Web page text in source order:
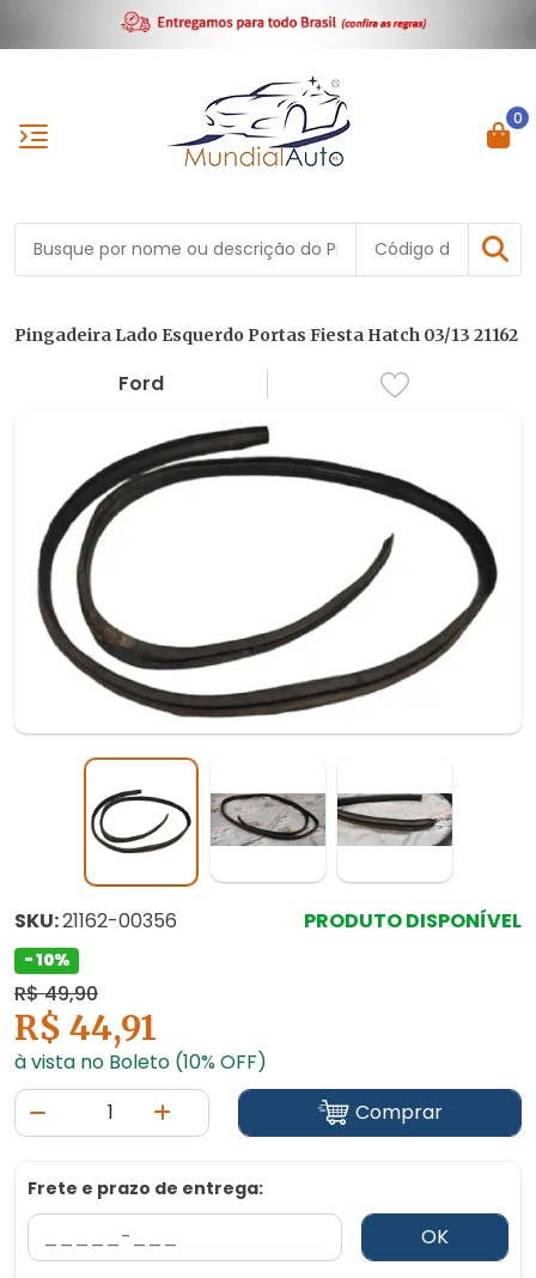
0
Pingadeira Lado Esquerdo Portas Fiesta Hatch 03/13 21162
Ford
SKU:21162-00356 PRODUTO DISPONÍVEL
- 10%
R$ 49,90
R$ 44,91
à vista no Boleto (10% OFF)
Comprar
Frete e prazo de entrega:
OK